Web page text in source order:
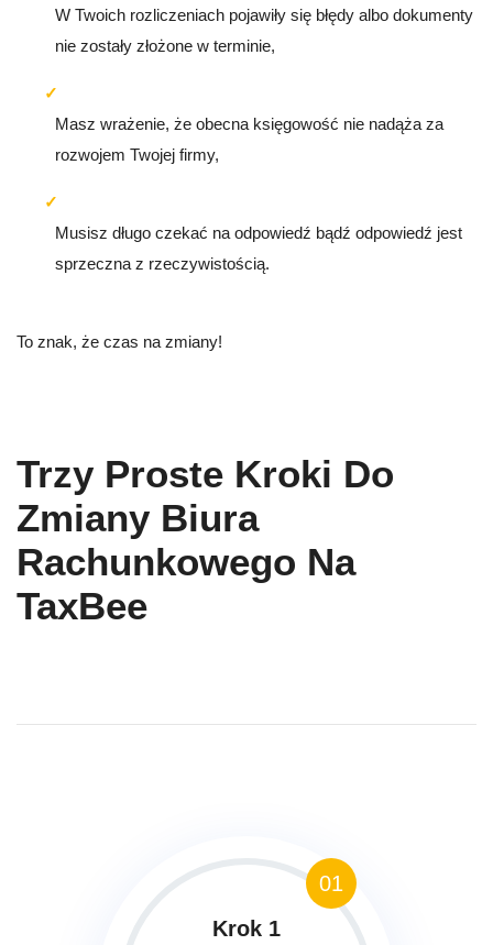
W Twoich rozliczeniach pojawiły się błędy albo dokumenty
nie zostały złożone w terminie,
Masz wrażenie, że obecna księgowość nie nadąża za
rozwojem Twojej firmy,
Musisz długo czekać na odpowiedź bądź odpowiedź jest
sprzeczna z rzeczywistością.
To znak, że czas na zmiany!
Trzy Proste Kroki Do
Zmiany Biura
Rachunkowego Na
TaxBee
01
Krok 1